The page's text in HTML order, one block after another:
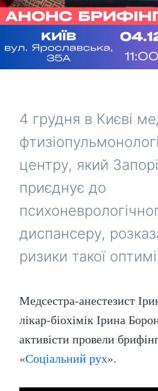
4 грудня в Києві
центру, який
приєднує до
диспансеру,
ризики такої
Медсестра-анестезист
лікар-біохімік Ірина
активісти провели
«Соціальний рух».